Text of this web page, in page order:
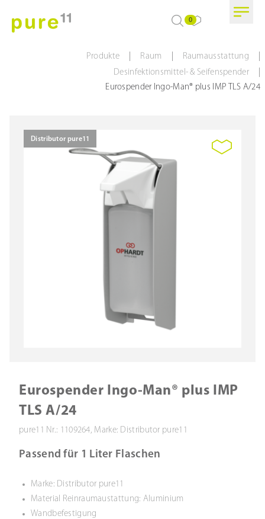
0
Produkte Raum Raumausstattung
Desinfektionsmittel- & Seifenspender
Eurospender Ingo-Man® plus IMP TLS A/24
Distributor pure11
Eurospender Ingo-Man® plus IMP
TLS A/24
pure11 Nr.: 1109264, Marke: Distributor pure11
Passend für 1 Liter Flaschen
Marke: Distributor pure11
Material Reinraumaustattung: Aluminium
Wandbefestigung